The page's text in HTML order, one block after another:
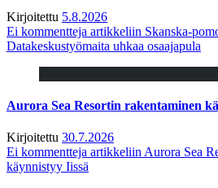
Kirjoitettu 5.8.2026
Ei kommentteja artikkeliin Skanska-
Datakeskustyömaita uhkaa osaajapula
Aurora Sea Resortin rakentaminen
Kirjoitettu 30.7.2026
Ei kommentteja artikkeliin Aurora Sea
käynnistyy Iissä